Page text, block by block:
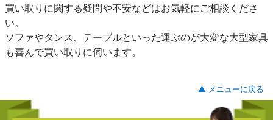
買い取りに関する疑問や不安などはお気軽にご相談くださ
い。
ソファやタンス、テーブルといった運ぶのが大変な大型家具
も喜んで買い取りに伺います。
▲ メニューに戻る